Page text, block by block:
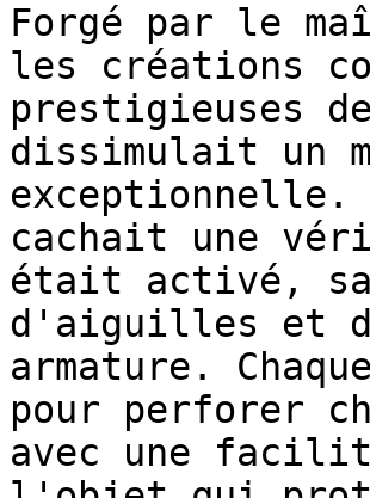
Forgé par le
les créations
prestigieuses
dissimulait un
exceptionnelle.
cachait une
était activé,
d'aiguilles et
armature.
pour perforer
avec une